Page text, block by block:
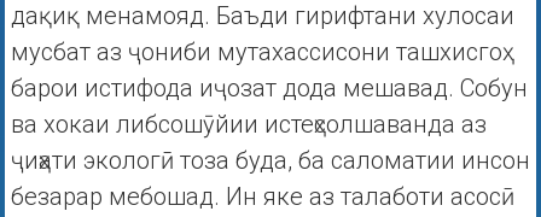
дақиқ менамояд. Баъди гирифтани хулосаи
мусбат аз ҷониби мутахассисони ташхисгоҳ
барои истифода иҷозат дода мешавад. Собун
ва хокаи либсошӯйии истеҳсолшаванда аз
ҷиҳати экологӣ тоза буда, ба саломатии инсон
безарар мебошад. Ин яке аз талаботи асосӣ